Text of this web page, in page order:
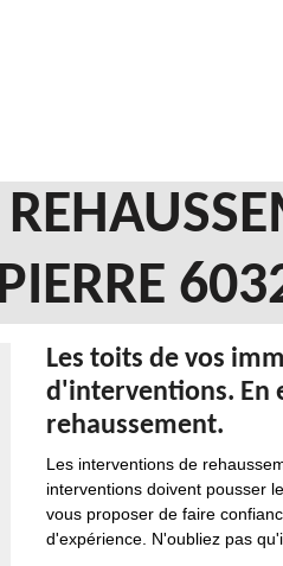
Les toits de vos
d'interventions. En
rehaussement.
Les interventions de
interventions doivent pousser
vous proposer de faire
d'expérience. N'oubliez pas